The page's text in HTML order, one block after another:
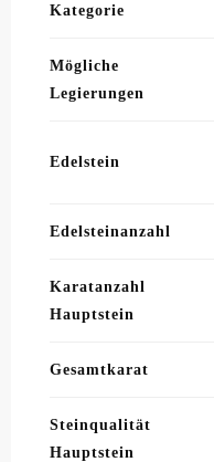
Kategorie
Mögliche
Legierungen
Edelstein
Edelsteinanzahl
Karatanzahl
Hauptstein
Gesamtkarat
Steinqualität
Hauptstein